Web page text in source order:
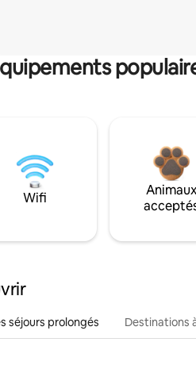
Wifi
Animaux
séjours prolongés Destinations